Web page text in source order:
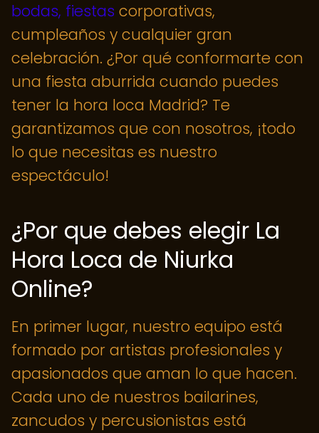
bodas, fiestas corporativas,
cumpleaños y cualquier gran
celebración. ¿Por qué conformarte con
una fiesta aburrida cuando puedes
tener la hora loca Madrid? Te
garantizamos que con nosotros, ¡todo
lo que necesitas es nuestro
espectáculo!
¿Por que debes elegir La
Hora Loca de Niurka
Online?
En primer lugar, nuestro equipo está
formado por artistas profesionales y
apasionados que aman lo que hacen.
Cada uno de nuestros bailarines,
zancudos y percusionistas está